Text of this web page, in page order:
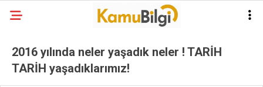
2016 yılında neler yaşadık neler ! TARİH
TARİH yaşadıklarımız!